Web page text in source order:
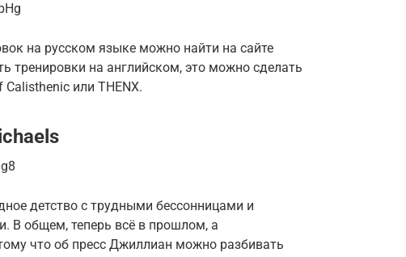
на русском языке можно найти на сайте
тренировки на английском, это можно сделать
Calisthenic или THENX.
детство с трудными бессонницами и
В общем, теперь всё в прошлом, а
что об пресс Джиллиан можно разбивать